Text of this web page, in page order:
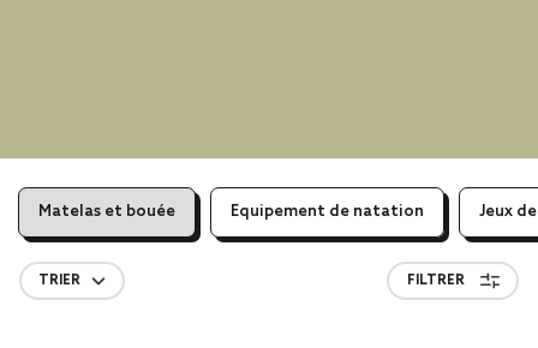
Matelas et bouée Equipement de natation Jeux
TRIER FILTRER